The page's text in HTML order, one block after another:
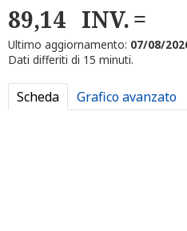
89,14 INV.
Ultimo aggiornamento: 07/08/
Dati differiti di 15 minuti.
Scheda Grafico avanzato